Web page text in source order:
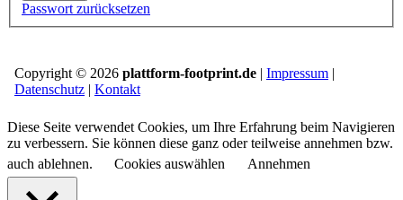
Passwort zurücksetzen
Copyright © 2026 plattform-footprint.de | Impressum |
Datenschutz | Kontakt
Diese Seite verwendet Cookies, um Ihre Erfahrung beim Navigieren
zu verbessern. Sie können diese ganz oder teilweise annehmen bzw.
auch ablehnen.
Cookies auswählen Annehmen